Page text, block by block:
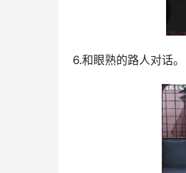
6.和眼熟的路人对话。